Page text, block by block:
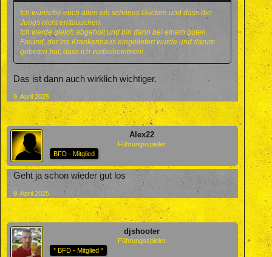
Ich wünsche euch allen ein schönes Gucken und dass die
Jungs nicht enttäuschen.
Ich werde gleich abgeholt und bin dann bei einem guten
Freund, der ins Krankenhaus eingeliefert wurde und darum
gebeten hat, dass ich vorbeikommen!
Das ist dann auch wirklich wichtiger.
9. April 2025
Alex22
Führungsspieler
BFD - Mitglied
Geht ja schon wieder gut los
9. April 2025
djshooter
Führungsspieler
* BFD - Mitglied *